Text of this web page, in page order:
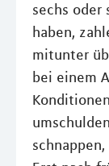
sechs oder
haben,
mitunter
bei einem